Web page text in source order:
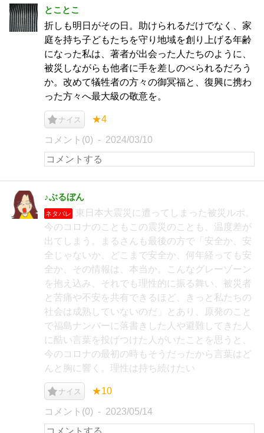
とことこ
折しも明日がその日。助けられるだけでなく、家
庭を持ち子どもたちを守り地域を創り上げる年齢
になった私は、著者が出会った人たちのように、
被災しながらも他者に手を差しのべられるだろう
か。改めて犠牲者の方々の御冥福と、復興に携わ
った方々へ最大級の敬意を。
ナイス ★4
コメント(0) 2024/03/10
♪ぶるぼん
ネタバレ
東日本大震災に遭ってしまった被災ルポ。
今のコロナのこともこの震災のことも、温度差が
出てしまう。まるさんも最後の方で「安全か、安
全じゃないか、どこまで安全か、何年経っても安
全か、その情報は、本当か。こんなグレーゾーン
を抱え込み、それでも理性的に振る舞い、被災者
と苦痛や不安を共有できるほど、きっと私たちの
社会は成熟していないのだ」とあり、原発のこと
で福島ナンバーに落書きした人や避難してきた人
に酷い言葉を投げつけた人がいたことを思うと、
今のコロナの最初の時もそうだったから言葉はど
んと胸に響く。理性は持ち続けたい
ナイス ★10
コメント(0) 2023/05/14